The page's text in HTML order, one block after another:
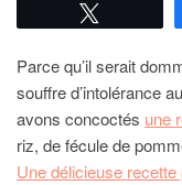
Parce qu’il serait
souffre d’intolérance
avons concoctés une
riz, de fécule de
Une délicieuse